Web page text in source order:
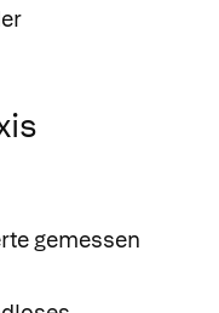
gemessen